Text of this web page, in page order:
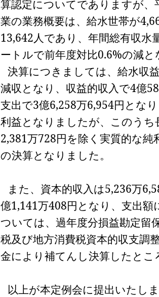
算認定についてでありますが、
業の業務概要は、給水世帯が
13,642人であり、年間総有収水
ートルで前年度対比0.6%の減と
決算につきましては、給水収
減収となり、収益的収入で4億
支出で3億6,258万6,954円とな
利益となりましたが、このうち
2,381万728円を除く実質的な純
の決算となりました。
また、資本的収入は5,236万
億1,141万408円となり、支出額
ついては、過年度分損益勘定留
税及び地方消費税資本的収支調
金により補てんし決算したと
以上が本定例会に提出いたし